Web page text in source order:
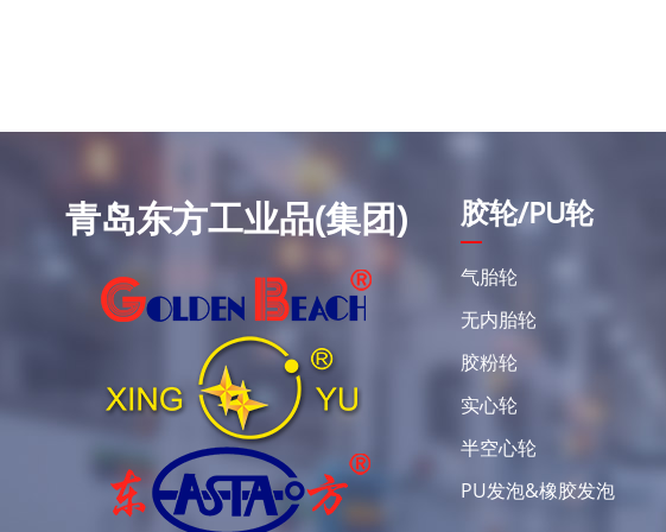
青岛东方工业品(集团) 胶轮/PU轮
气胎轮
无内胎轮
胶粉轮
实心轮
半空心轮
PU发泡&橡胶发泡